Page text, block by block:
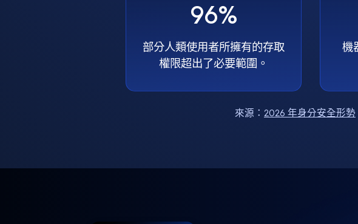
96%
部分人類使用者所擁有的存取
權限超出了必要範圍。
機
來源： 2026 年身分安全形勢